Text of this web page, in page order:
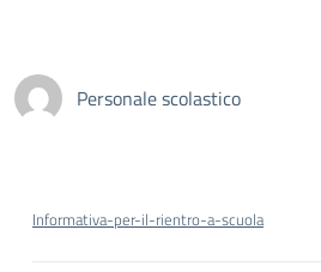
Personale scolastico
Informativa-per-il-rientro-a-scuola